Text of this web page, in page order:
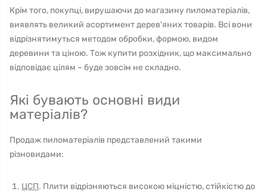
Крім того, покупці, вирушаючи до магазину пиломатеріалів,
виявлять великий асортимент дерев'яних товарів. Всі вони
відрізнятимуться методом обробки, формою, видом
деревини та ціною. Тож купити розхідник, що максимально
відповідає цілям – буде зовсім не складно.
Які бувають основні види
матеріалів?
Продаж пиломатеріалів представлений такими
різновидами:
ЦСП. Плити відрізняються високою міцністю, стійкістю до